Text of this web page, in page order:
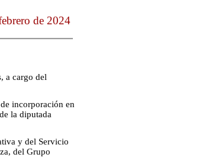
de 2024
a cargo del
incorporación en
la diputada
y del Servicio
del Grupo